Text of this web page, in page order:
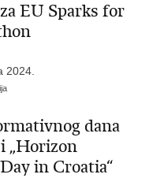
EU Sparks for
2024.
dana
„Horizon
in Croatia“